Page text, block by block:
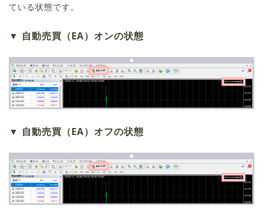
ている状態です。
自動売買（EA）オンの状態
自動売買（EA）オフの状態